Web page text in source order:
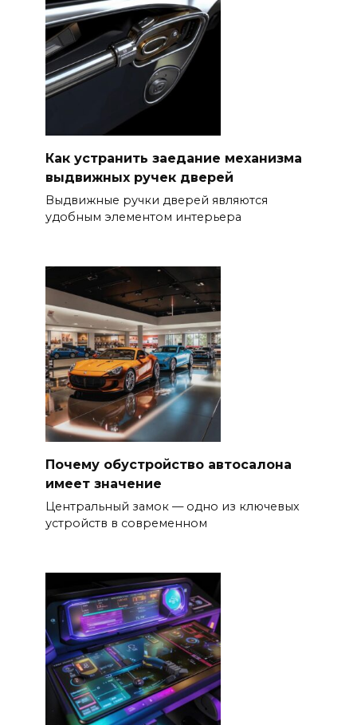
Как устранить заедание механизма
выдвижных ручек дверей
Выдвижные ручки дверей являются
удобным элементом интерьера
Почему обустройство автосалона
имеет значение
Центральный замок — одно из ключевых
устройств в современном